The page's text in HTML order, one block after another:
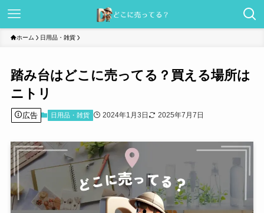
ホーム 日用品・雑貨
踏み台はどこに売ってる？買える場所は
ニトリ
広告 日用品・雑貨 2024年1月3日 2025年7月7日